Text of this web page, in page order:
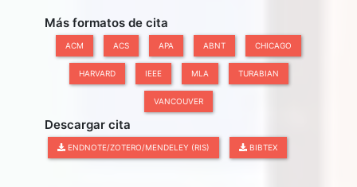
Más formatos de cita
ACM ACS APA ABNT CHICAGO
HARVARD IEEE MLA TURABIAN
VANCOUVER
Descargar cita
ENDNOTE/ZOTERO/MENDELEY (RIS) BIBTEX